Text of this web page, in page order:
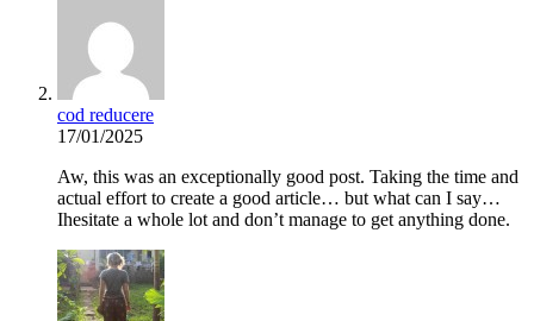
cod reducere
17/01/2025
Aw, this was an exceptionally good post. Taking the time and
actual effort to create a good article… but what can I say…
Ihesitate a whole lot and don’t manage to get anything done.